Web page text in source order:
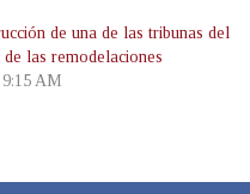
de una de las tribunas del
las remodelaciones
AM